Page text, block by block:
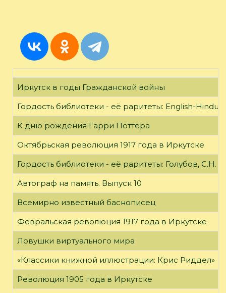
Иркутск в годы Гражданской войны
Гордость библиотеки - её раритеты: English-
К дню рождения Гарри Поттера
Октябрьская революция 1917 года в Иркутске
Гордость библиотеки - её раритеты: Голубов, С.Н.
Автограф на память. Выпуск 10
Всемирно известный баснописец
Февральская революция 1917 года в Иркутске
Ловушки виртуального мира
«Классики книжной иллюстрации: Крис Риддел»
Революция 1905 года в Иркутске